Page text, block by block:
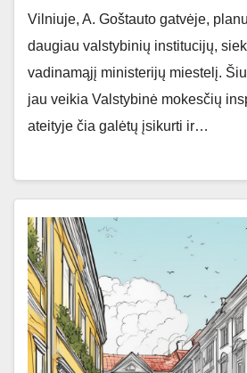
Vilniuje, A. Goštauto gatvėje,
daugiau valstybinių institucijų,
vadinamąjį ministerijų miestelį.
jau veikia Valstybinė mokesčių
ateityje čia galėtų įsikurti ir…